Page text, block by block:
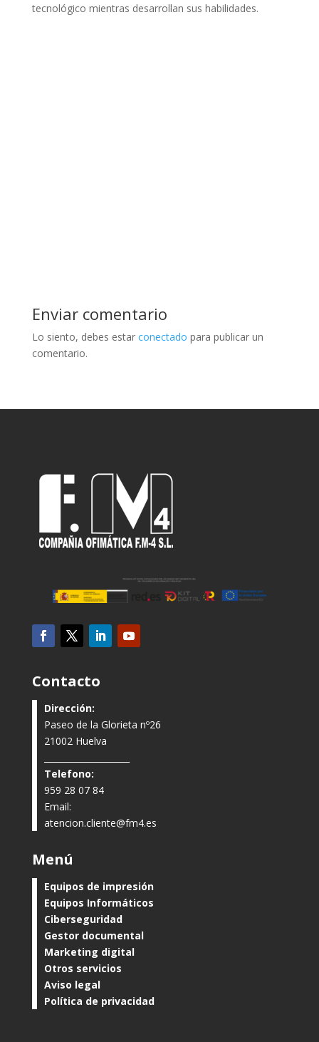
tecnológico mientras desarrollan sus habilidades.
Enviar comentario
Lo siento, debes estar conectado para publicar un
comentario.
Contacto
Dirección:
Paseo de la Glorieta nº26
21002 Huelva
Telefono:
959 28 07 84
Email:
atencion.cliente@fm4.es
Menú
Equipos de impresión
Equipos Informáticos
Ciberseguridad
Gestor documental
Marketing digital
Otros servicios
Aviso legal
Política de privacidad